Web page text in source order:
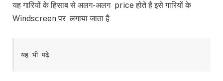
यह गारियों के हिसाब से अलग-अलग price होते है इसे गारियों के
Windscreen पर लगाया जाता है
यह भी पढ़े